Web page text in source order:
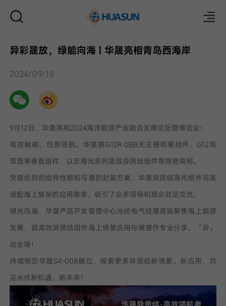
隐私政策
提
异彩晟放，绿能向海 | 华晟亮相青岛西海岸
2024/09/18
9月12日，华晟亮相2024海洋能源产业融合发展论坛暨博览会！
高效赋能，创新领航。华晟携G12R 0BB无主栅明星组件、G12高
双面率垂直组件，以及海光系列高效异质结组件等惊艳亮相。
凭借优异的组件性能和可靠的封装方案，华晟异质结海光组件完美
适配海上复杂的应用需求，吸引了众多领导和观众驻足交流。
绿光向海，华晟产品开发管理中心光伏电气经理高骏聚焦海上能源
发展，就高效异质结组件海上场景应用与展望作专业分享，「异」
动全场！
持续锁定华晟S4-008展位，探索更多异质结新场景、新应用，共
见光伏新机遇、新未来！